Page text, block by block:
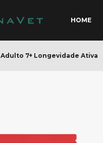
HOME
Adulto 7+ Longevidade Ativa